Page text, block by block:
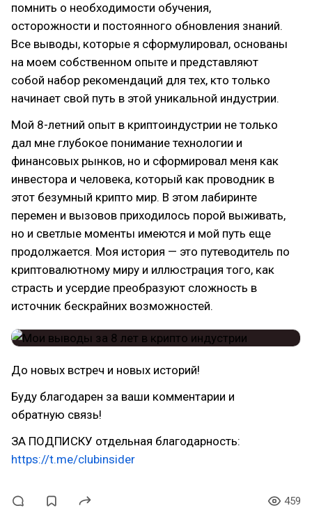
помнить о необходимости обучения,
осторожности и постоянного обновления знаний.
Все выводы, которые я сформулировал, основаны
на моем собственном опыте и представляют
собой набор рекомендаций для тех, кто только
начинает свой путь в этой уникальной индустрии.
Мой 8-летний опыт в криптоиндустрии не только
дал мне глубокое понимание технологии и
финансовых рынков, но и сформировал меня как
инвестора и человека, который как проводник в
этот безумный крипто мир. В этом лабиринте
перемен и вызовов приходилось порой выживать,
но и светлые моменты имеются и мой путь еще
продолжается. Моя история — это путеводитель по
криптовалютному миру и иллюстрация того, как
страсть и усердие преобразуют сложность в
источник бескрайних возможностей.
До новых встреч и новых историй!
Буду благодарен за ваши комментарии и
обратную связь!
ЗА ПОДПИСКУ отдельная благодарность:
https://t.me/clubinsider
459